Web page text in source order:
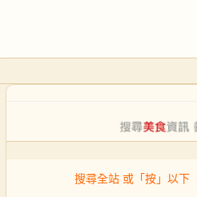
搜尋全站 或「按」以下